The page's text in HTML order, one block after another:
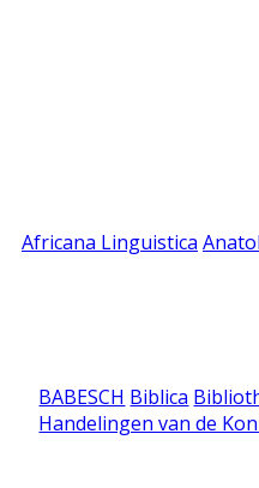
Africana Linguistica
BABESCH Biblica
Handelingen van de